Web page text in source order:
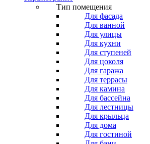
Тип помещения
Для фасада
Для ванной
Для улицы
Для кухни
Для ступеней
Для цоколя
Для гаража
Для террасы
Для камина
Для бассейна
Для лестницы
Для крыльца
Для дома
Для гостиной